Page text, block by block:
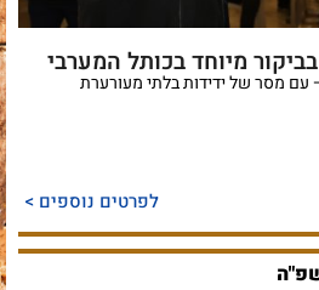
מיוחד בכותל המערבי
עם מסר של ידידות בלתי מעורערת
לפרטים נוספים >